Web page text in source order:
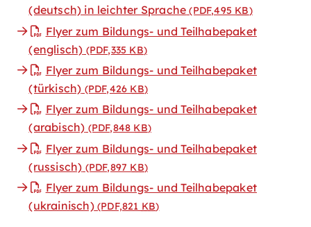
(deutsch) in leichter Sprache (PDF,495 KB)
Flyer zum Bildungs- und Teilhabepaket
(englisch) (PDF,335 KB)
Flyer zum Bildungs- und Teilhabepaket
(türkisch) (PDF,426 KB)
Flyer zum Bildungs- und Teilhabepaket
(arabisch) (PDF,848 KB)
Flyer zum Bildungs- und Teilhabepaket
(russisch) (PDF,897 KB)
Flyer zum Bildungs- und Teilhabepaket
(ukrainisch)(PDF,821 KB)